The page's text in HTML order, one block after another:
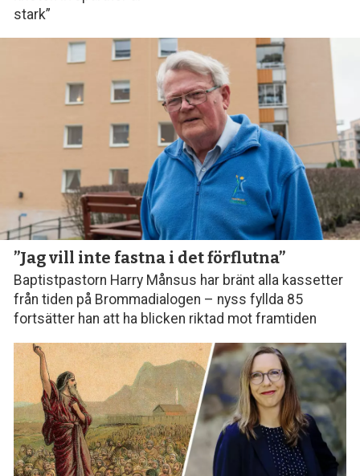
stark”
”Jag vill inte fastna i det förflutna”
Baptistpastorn Harry Månsus har bränt alla kassetter
från tiden på Brommadialogen – nyss fyllda 85
fortsätter han att ha blicken riktad mot framtiden